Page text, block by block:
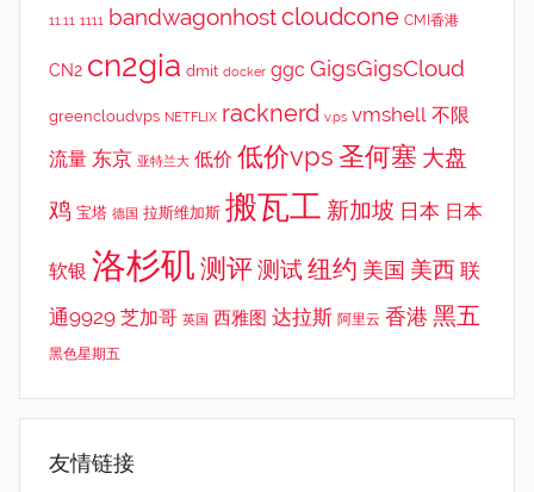
11.11 1111 bandwagonhostcloudcone CMI香港
CN2 cn2gia dmit docker ggc GigsGigsCloud
greencloudvps NETFLIX racknerd v.ps vmshell 不限
流量 东京 亚特兰大 低价 低价vps 圣何塞 大盘
鸡 宝塔 德国 拉斯维加斯 搬瓦工 新加坡 日本 日本
软银 洛杉矶 测评测试纽约 美国 美西 联
通9929 芝加哥 英国 西雅图 达拉斯 阿里云 香港 黑五
黑色星期五
友情链接